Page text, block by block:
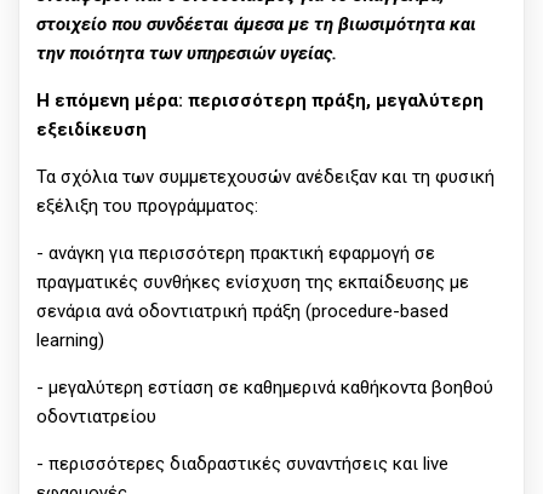
στοιχείο που συνδέεται άμεσα με τη βιωσιμότητα και
την ποιότητα των υπηρεσιών υγείας.
Η επόμενη μέρα: περισσότερη πράξη, μεγαλύτερη
εξειδίκευση
Τα σχόλια των συμμετεχουσών ανέδειξαν και τη φυσική
εξέλιξη του προγράμματος:
- ανάγκη για περισσότερη πρακτική εφαρμογή σε
πραγματικές συνθήκες ενίσχυση της εκπαίδευσης με
σενάρια ανά οδοντιατρική πράξη (procedure-based
learning)
- μεγαλύτερη εστίαση σε καθημερινά καθήκοντα βοηθού
οδοντιατρείου
- περισσότερες διαδραστικές συναντήσεις και live